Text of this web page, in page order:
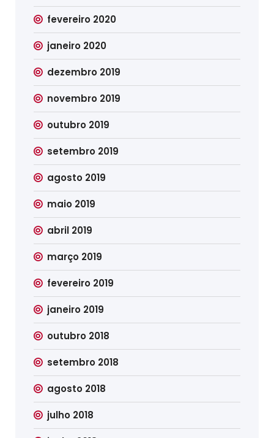
fevereiro 2020
janeiro 2020
dezembro 2019
novembro 2019
outubro 2019
setembro 2019
agosto 2019
maio 2019
abril 2019
março 2019
fevereiro 2019
janeiro 2019
outubro 2018
setembro 2018
agosto 2018
julho 2018